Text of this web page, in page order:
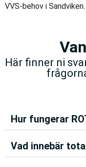
VVS-behov i Sandviken.
Här finner ni
Hur fungerar
Vad innebär